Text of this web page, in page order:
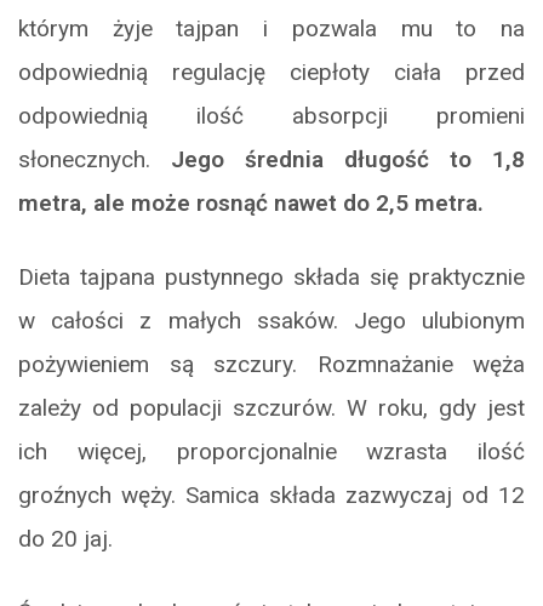
którym żyje tajpan i pozwala mu to na
odpowiednią regulację ciepłoty ciała przed
odpowiednią ilość absorpcji promieni
słonecznych. Jego średnia długość to 1,8
metra, ale może rosnąć nawet do 2,5 metra.
Dieta tajpana pustynnego składa się praktycznie
w całości z małych ssaków. Jego ulubionym
pożywieniem są szczury. Rozmnażanie węża
zależy od populacji szczurów. W roku, gdy jest
ich więcej, proporcjonalnie wzrasta ilość
groźnych węży. Samica składa zazwyczaj od 12
do 20 jaj.